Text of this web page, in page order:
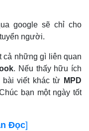
google sẽ chỉ cho
người.
cả những gì liên quan
. Nếu thấy hữu ích
bài viết khác từ MPD
bạn một ngày tốt
Đọc]